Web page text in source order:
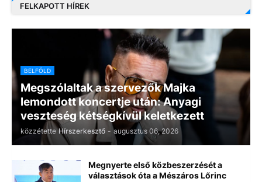
FELKAPOTT HÍREK
BELFÖLD
Megszólaltak a szervezők Majka
lemondott koncertje után: Anyagi
veszteség kétségkívül keletkezett
közzétette Hírszerkesztő - augusztus 06, 2026
Megnyerte első közbeszerzését a
választások óta a Mészáros Lőrinc